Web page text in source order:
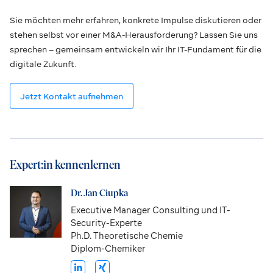
Sie möchten mehr erfahren, konkrete Impulse diskutieren oder
stehen selbst vor einer M&A-Herausforderung? Lassen Sie uns
sprechen – gemeinsam entwickeln wir Ihr IT-Fundament für die
digitale Zukunft.
Jetzt Kontakt aufnehmen
Expert:in kennenlernen
Dr. Jan Ciupka
Executive Manager Consulting und IT-
Security-Experte
Ph.D. Theoretische Chemie
Diplom-Chemiker